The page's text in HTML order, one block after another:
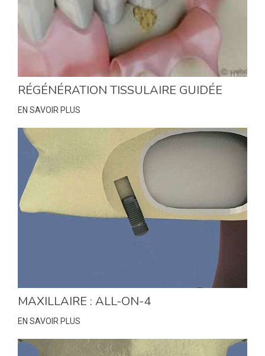
RÉGÉNÉRATION TISSULAIRE GUIDÉE
EN SAVOIR PLUS
MAXILLAIRE : ALL-ON-4
EN SAVOIR PLUS